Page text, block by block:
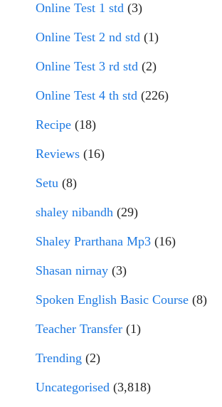
Online Test 1 std (3)
Online Test 2 nd std (1)
Online Test 3 rd std (2)
Online Test 4 th std (226)
Recipe (18)
Reviews (16)
Setu (8)
shaley nibandh (29)
Shaley Prarthana Mp3 (16)
Shasan nirnay (3)
Spoken English Basic Course (8)
Teacher Transfer (1)
Trending (2)
Uncategorised (3,818)